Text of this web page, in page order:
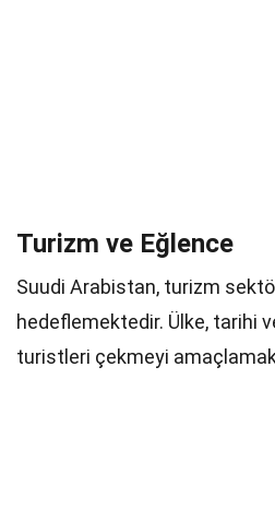
Turizm ve Eğlence
Suudi Arabistan, turizm
hedeflemektedir. Ülke, tarihi
turistleri çekmeyi